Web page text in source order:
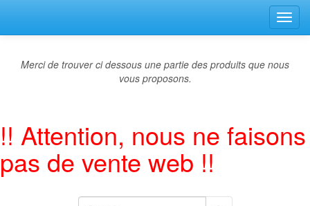
la
Merci de trouver ci dessous une partie des produits que nous
vous proposons.
!! Attention, nous ne faisons
pas de vente web !!